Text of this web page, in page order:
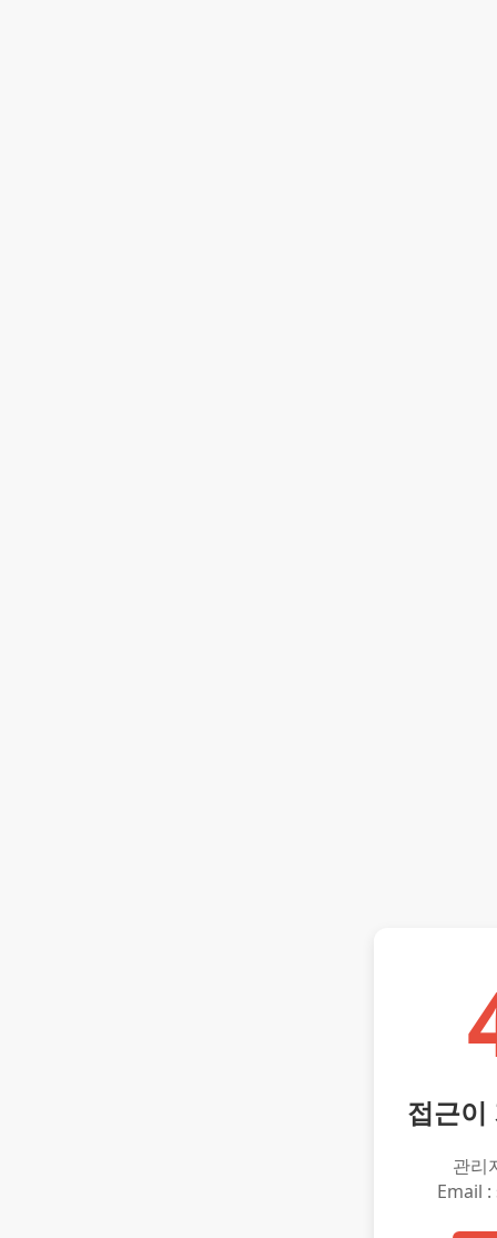
접근이
관리
Email